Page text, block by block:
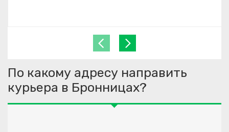
По какому адресу направить
курьера в Бронницах?